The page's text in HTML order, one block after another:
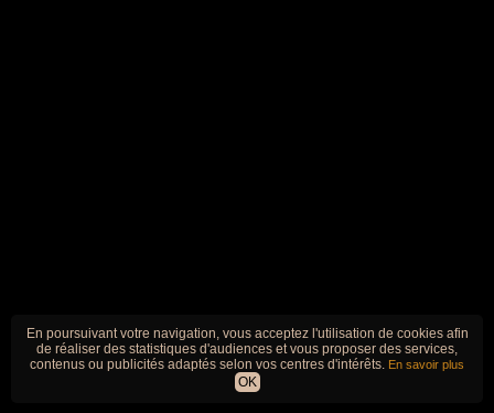
En poursuivant votre navigation, vous acceptez l'utilisation de cookies afin
de réaliser des statistiques d'audiences et vous proposer des services,
contenus ou publicités adaptés selon vos centres d'intérêts. En savoir plus
OK